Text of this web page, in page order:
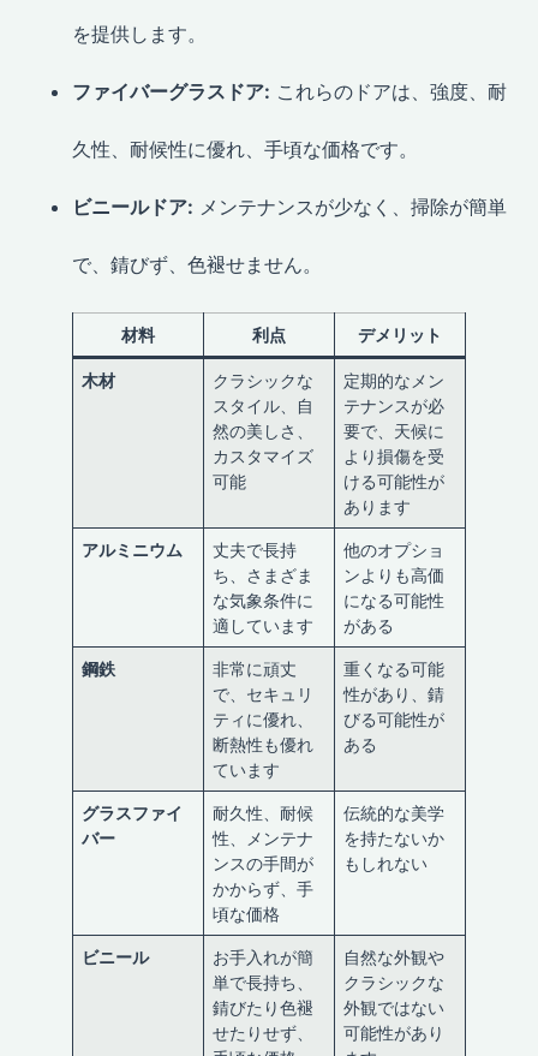
を提供します。
ファイバーグラスドア: これらのドアは、強度、耐
久性、耐候性に優れ、手頃な価格です。
ビニールドア: メンテナンスが少なく、掃除が簡単
で、錆びず、色褪せません。
材料 利点 デメリット
木材
クラシックな
スタイル、自
然の美しさ、
カスタマイズ
可能
定期的なメン
テナンスが必
要で、天候に
より損傷を受
ける可能性が
あります
アルミニウム
丈夫で長持
ち、さまざま
な気象条件に
適しています
他のオプショ
ンよりも高価
になる可能性
がある
鋼鉄
非常に頑丈
で、セキュリ
ティに優れ、
断熱性も優れ
ています
重くなる可能
性があり、錆
びる可能性が
ある
グラスファイ
バー
耐久性、耐候
性、メンテナ
ンスの手間が
かからず、手
頃な価格
伝統的な美学
を持たないか
もしれない
ビニール
お手入れが簡
単で長持ち、
錆びたり色褪
せたりせず、
自然な外観や
クラシックな
外観ではない
可能性があり